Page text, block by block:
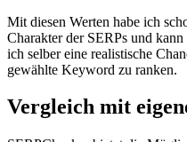
Mit diesen Werten habe ich
Charakter der SERPs und
ich selber eine realistische
gewählte Keyword zu ranken.
Vergleich mit